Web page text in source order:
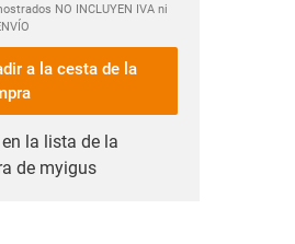
NO INCLUYEN IVA ni
a la cesta de la
la lista de la
de myigus